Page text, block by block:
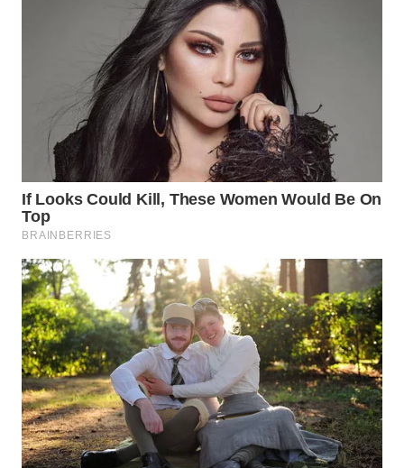
WAHANA
NEWS
WAHANA
TANI
WAHANA
ADVOKAT
WAHANA
INFRASTRUKTUR
WAHANA
KONSUMEN